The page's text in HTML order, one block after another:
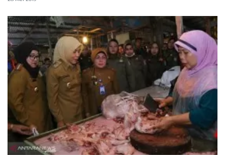
Harga sembako di Palembang dinilai masih